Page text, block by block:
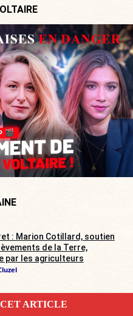
: Marion Cotillard, soutien
de la Terre,
par les agriculteurs
ARTICLE